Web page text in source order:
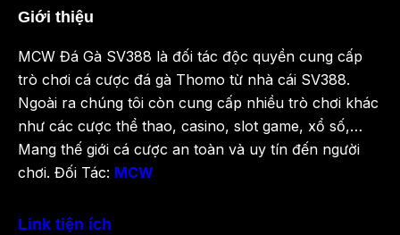
Giới thiệu
MCW Đá Gà SV388 là đối tác độc quyền cung cấp
trò chơi cá cược đá gà Thomo từ nhà cái SV388.
Ngoài ra chúng tôi còn cung cấp nhiều trò chơi khác
như các cược thể thao, casino, slot game, xổ số,…
Mang thế giới cá cược an toàn và uy tín đến người
chơi. Đối Tác: MCW
Link tiện ích